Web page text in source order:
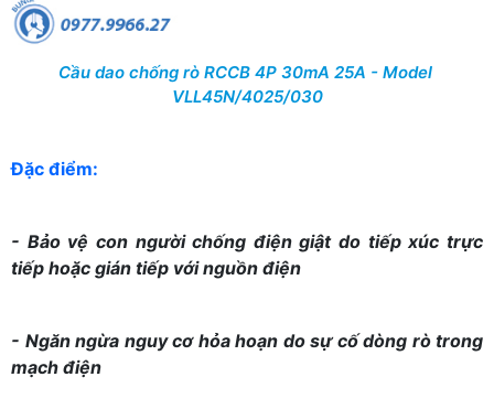
Cầu dao chống rò RCCB 4P 30mA 25A - Model
VLL45N/4025/030
Đặc điểm:
- Bảo vệ con người chống điện giật do tiếp xúc trực
tiếp hoặc gián tiếp với nguồn điện
- Ngăn ngừa nguy cơ hỏa hoạn do sự cố dòng rò trong
mạch điện